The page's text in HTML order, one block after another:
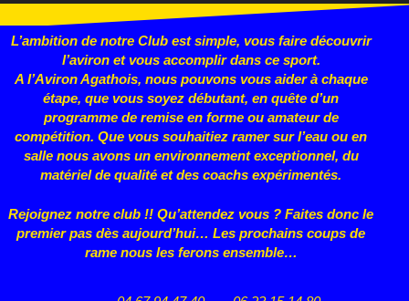
L’ambition de notre Club est simple, vous faire découvrir
l’aviron et vous accomplir dans ce sport.
A l’Aviron Agathois, nous pouvons vous aider à chaque
étape, que vous soyez débutant, en quête d’un
programme de remise en forme ou amateur de
compétition. Que vous souhaitiez ramer sur l’eau ou en
salle nous avons un environnement exceptionnel, du
matériel de qualité et des coachs expérimentés.
Rejoignez notre club !! Qu’attendez vous ? Faites donc le
premier pas dès aujourd’hui… Les prochains coups de
rame nous les ferons ensemble…